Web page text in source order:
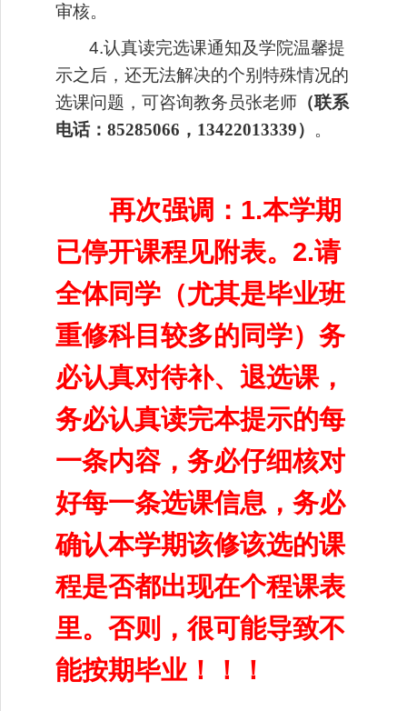
审核。
4.认真读完选课通知及学院温馨提
示之后，还无法解决的个别特殊情况的
选课问题，可咨询教务员张老师 （联系
电话： 85285066，13422013339） 。
再次强调：1.本学期
已停开课程见附表。2.请
全体同学（尤其是毕业班
重修科目较多的同学）务
必认真对待补、退选课，
务必认真读完本提示的每
一条内容，务必仔细核对
好每一条选课信息，务必
确认本学期该修该选的课
程是否都出现在个程课表
里。否则，很可能导致不
能按期毕业！！！